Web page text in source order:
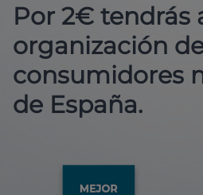
Por 2€ tendrás
organización
consumidores
de España.